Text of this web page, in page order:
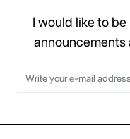
I would like to